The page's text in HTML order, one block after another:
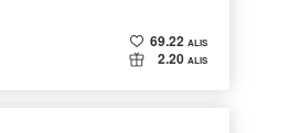
69.22 ALIS
2.20 ALIS